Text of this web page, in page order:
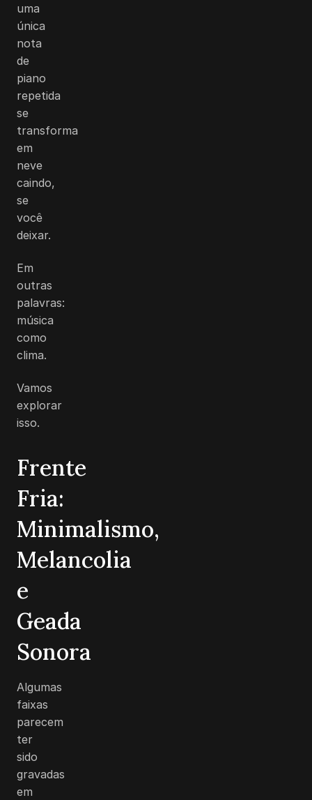
uma
única
nota
de
piano
repetida
se
transforma
em
neve
caindo,
se
você
deixar.
Em
outras
palavras:
música
como
clima.
Vamos
explorar
isso.
Frente
Fria:
Minimalismo,
Melancolia
e
Geada
Sonora
Algumas
faixas
parecem
ter
sido
gravadas
em